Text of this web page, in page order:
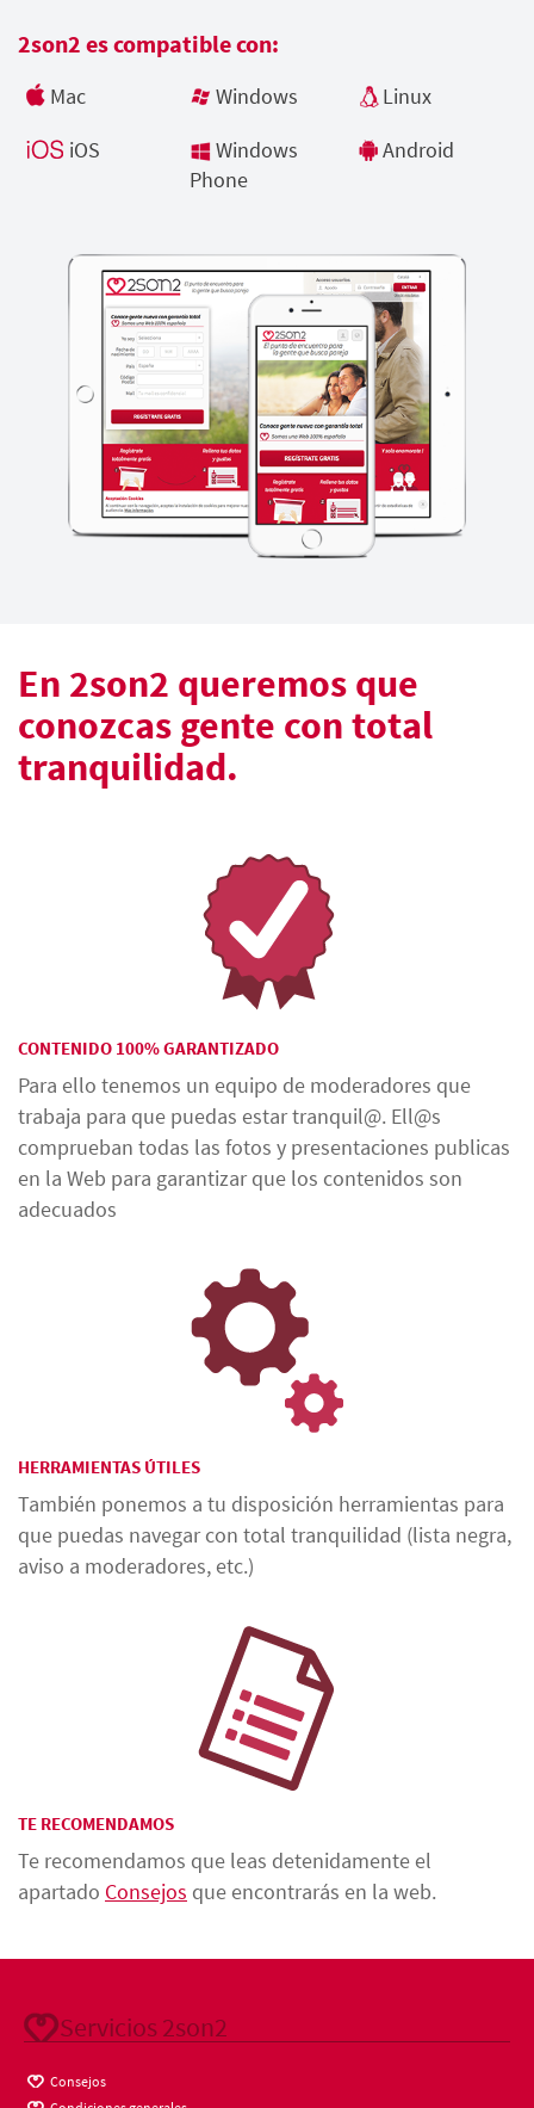
2son2 es compatible con:
Mac Windows
Linux
iOS
Windows
Phone
Android
En 2son2 queremos que
conozcas gente con total
tranquilidad.
CONTENIDO 100% GARANTIZADO
Para ello tenemos un equipo de moderadores que
trabaja para que puedas estar tranquil@. Ell@s
comprueban todas las fotos y presentaciones publicas
en la Web para garantizar que los contenidos son
adecuados
HERRAMIENTAS ÚTILES
También ponemos a tu disposición herramientas para
que puedas navegar con total tranquilidad (lista negra,
aviso a moderadores, etc.)
TE RECOMENDAMOS
Te recomendamos que leas detenidamente el
apartado Consejos que encontrarás en la web.
Servicios 2son2
Consejos